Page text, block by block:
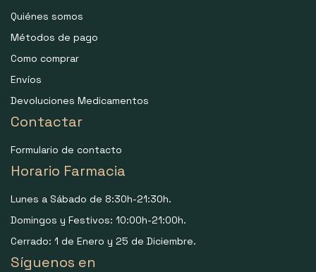
Quiénes somos
Métodos de pago
Como comprar
Envíos
Devoluciones Medicamentos
Contactar
Formulario de contacto
Horario Farmacia
Lunes a Sábado de 8:30h-21:30h.
Domingos y Festivos: 10:00h-21:00h.
Cerrado: 1 de Enero y 25 de Diciembre.
Síguenos en